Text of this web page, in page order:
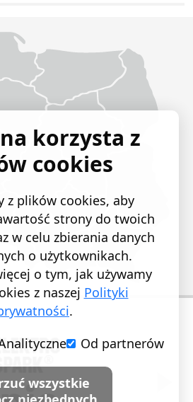
korzysta z
cookies
z plików cookies, aby
strony do twoich
w celu zbierania danych
o użytkownikach.
o tym, jak używamy
z naszej Polityki
.
Od partnerów
wszystkie